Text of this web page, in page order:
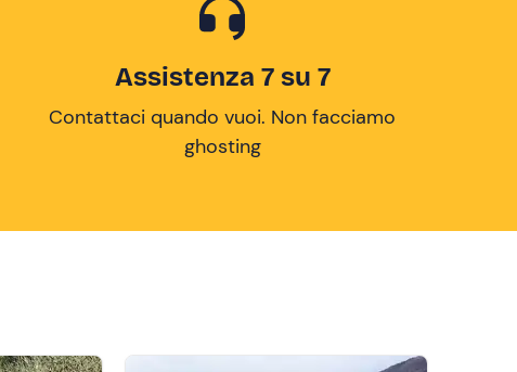
Assistenza 7 su 7
Contattaci quando vuoi. Non facciamo
ghosting